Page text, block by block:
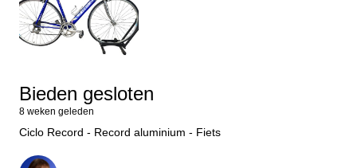
Bieden gesloten
8 weken geleden
Ciclo Record - Record aluminium - Fiets